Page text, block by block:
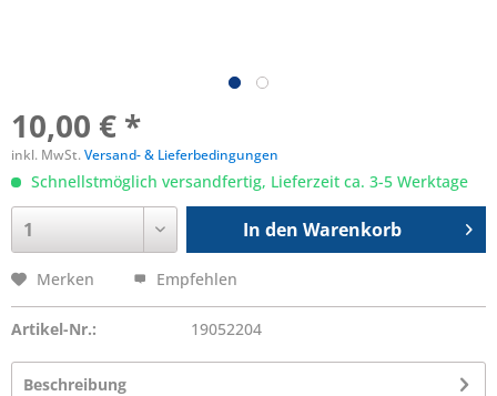
10,00 € *
inkl. MwSt.Versand- & Lieferbedingungen
Schnellstmöglich versandfertig, Lieferzeit ca. 3-5 Werktage
In den Warenkorb
Merken Empfehlen
Artikel-Nr.: 19052204
Beschreibung